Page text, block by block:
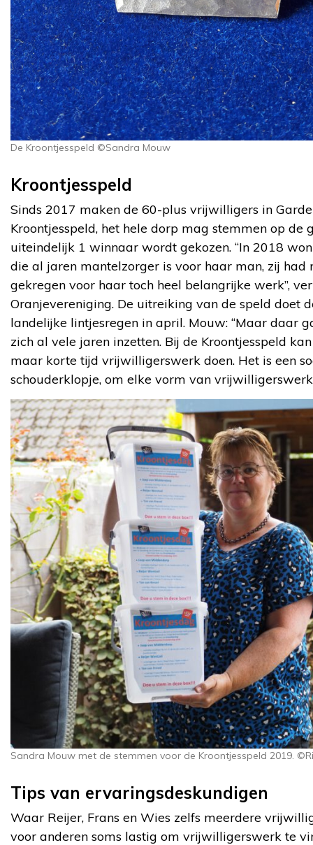
De Kroontjesspeld ©Sandra Mouw
Kroontjesspeld
Sinds 2017 maken de 60-plus vrijwilligers in
Kroontjesspeld, het hele dorp mag stemmen op de
uiteindelijk 1 winnaar wordt gekozen. “In 2018
die al jaren mantelzorger is voor haar man, zij
gekregen voor haar toch heel belangrijke werk”,
Oranjevereniging. De uitreiking van de speld doet
landelijke lintjesregen in april. Mouw: “Maar daar
zich al vele jaren inzetten. Bij de Kroontjesspeld
maar korte tijd vrijwilligerswerk doen. Het is een
schouderklopje, om elke vorm van vrijwilligerswerk
Sandra Mouw met de stemmen voor de Kroontjesspeld 2019.
Tips van ervaringsdeskundigen
Waar Reijer, Frans en Wies zelfs meerdere
voor anderen soms lastig om vrijwilligerswerk te